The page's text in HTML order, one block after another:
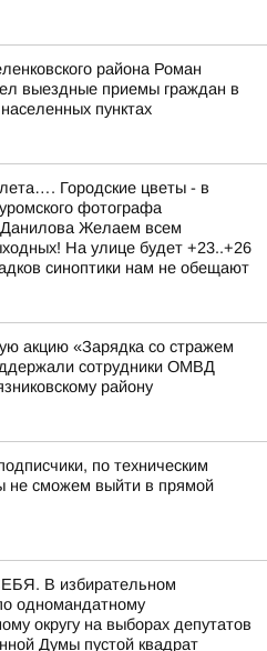
района Роман
выездные приемы граждан в
пунктах
Городские цветы - в
фотографа
Желаем всем
На улице будет +23..+26
синоптики нам не обещают
акцию «Зарядка со стражем
сотрудники ОМВД
району
по техническим
не сможем выйти в прямой
В избирательном
одномандатному
округу на выборах депутатов
Думы пустой квадрат